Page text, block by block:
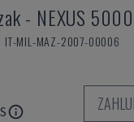
- NEXUS
IT-MIL-MAZ-2007-00006